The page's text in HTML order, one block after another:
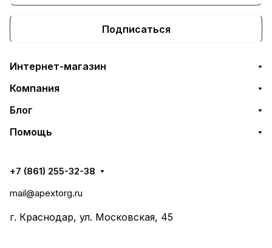
Подписаться
Интернет-магазин
Компания
Блог
Помощь
+7 (861) 255-32-38
mail@apextorg.ru
г. Краснодар, ул. Московская, 45